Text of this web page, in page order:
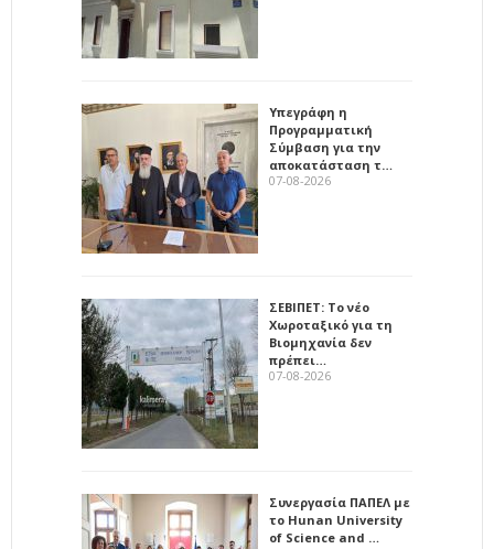
Υπεγράφη η
Προγραμματική
Σύμβαση για την
αποκατάσταση τ…
07-08-2026
ΣΕΒΙΠΕΤ: Το νέο
Χωροταξικό για τη
Βιομηχανία δεν
πρέπει…
07-08-2026
Συνεργασία ΠΑΠΕΛ με
το Hunan University
of Science and …